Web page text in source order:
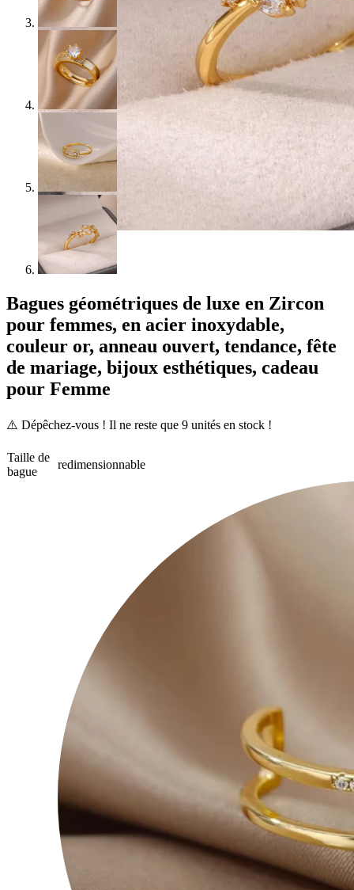
Bagues géométriques de luxe en Zircon
pour femmes, en acier inoxydable,
couleur or, anneau ouvert, tendance, fête
de mariage, bijoux esthétiques, cadeau
pour Femme
⚠️ Dépêchez-vous ! Il ne reste que 9 unités en stock !
Taille de
bague
redimensionnable